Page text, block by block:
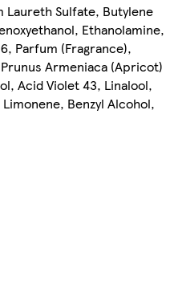
Laureth Sulfate, Butylene
Ethanolamine,
Parfum (Fragrance),
Armeniaca (Apricot)
Acid Violet 43, Linalool,
Limonene, Benzyl Alcohol,